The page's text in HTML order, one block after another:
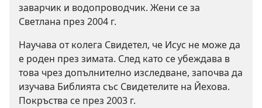
заварчик и водопроводчик. Жени се за
Светлана през 2004 г.
Научава от колега Свидетел, че Исус не може да
е роден през зимата. След като се убеждава в
това чрез допълнително изследване, започва да
изучава Библията със Свидетелите на Йехова.
Покръства се през 2003 г.